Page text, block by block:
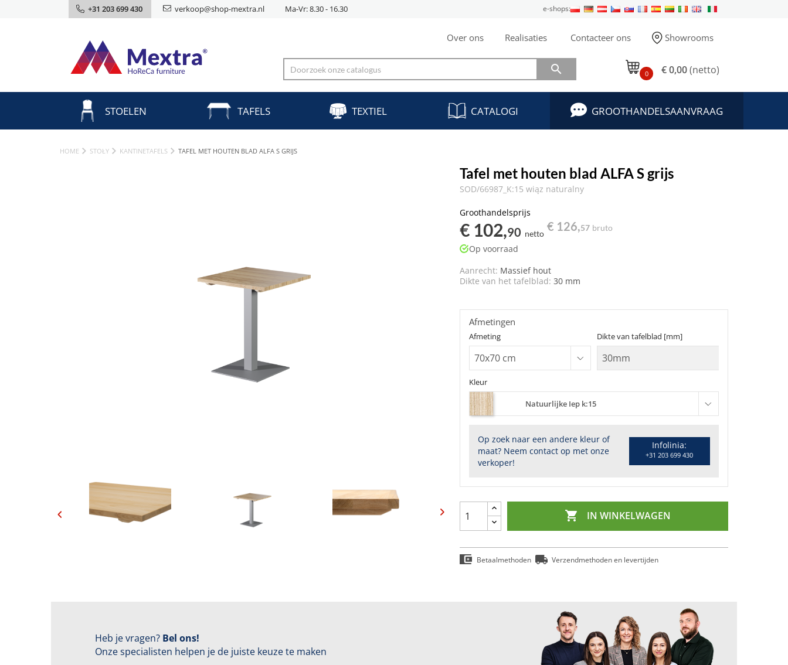
+31 203 699 430 verkoop@shop-mextra.nl Ma-Vr: 8.30 - 16.30 e-shops:
Over ons Realisaties Contacteer ons Showrooms
 0 € 0,00(netto)
STOELEN TAFELS TEXTIEL CATALOGI GROOTHANDELSAANVRAAG
HOME STOŁY KANTINETAFELS TAFEL MET HOUTEN BLAD ALFA S GRIJS
Tafel met houten blad ALFA S grijs
SOD/66987_K:15 wiąz naturalny
Groothandelsprijs
€ 102,90 netto
€ 126,57 bruto
Op voorraad
Aanrecht: Massief hout
Dikte van het tafelblad: 30 mm
Kleur
Natuurlijke Iep k:15
Op zoek naar een andere kleur of
maat? Neem contact op met onze
verkoper!
Infolinia:
+31 203 699 430
Afmeting Dikte van tafelblad [mm]
Afmetingen
 IN WINKELWAGEN
Betaalmethoden Verzendmethoden en levertijden
Heb je vragen? Bel ons!
Onze specialisten helpen je de juiste keuze te maken